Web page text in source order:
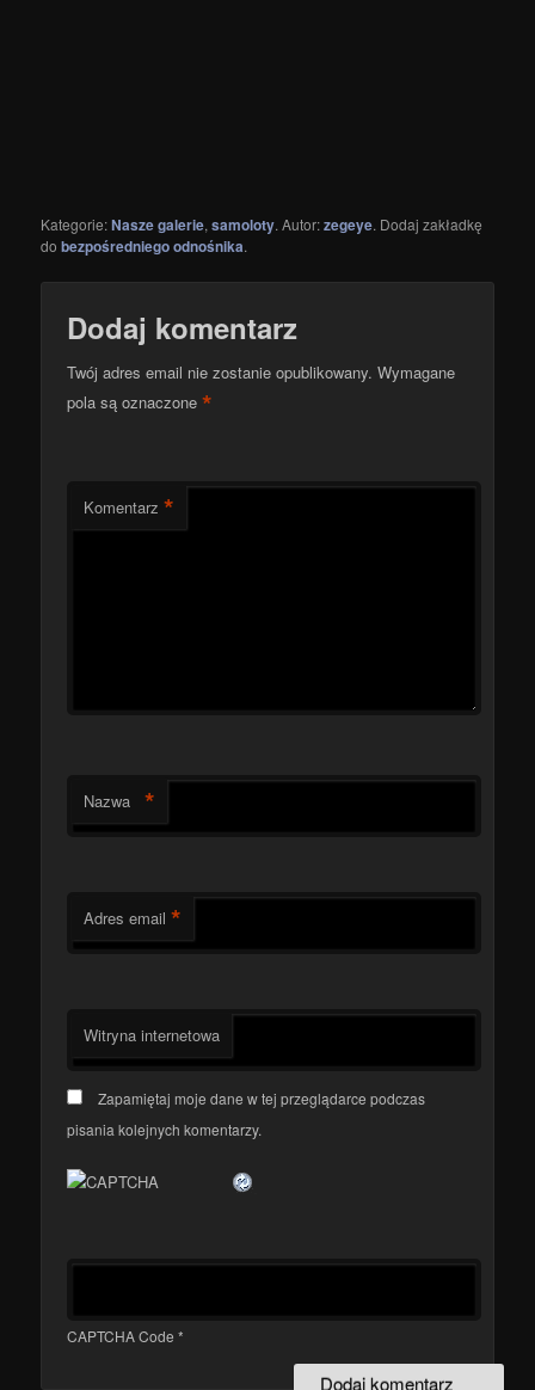
Kategorie:Nasze galerie,samoloty. Autor:zegeye. Dodaj zakładkę
dobezpośredniego odnośnika.
Dodaj komentarz
Twój adres email nie zostanie opublikowany. Wymagane
pola są oznaczone*
Komentarz *
Nazwa *
Adres email *
Witryna internetowa
Zapamiętaj moje dane w tej przeglądarce podczas
pisania kolejnych komentarzy.
CAPTCHA Code *